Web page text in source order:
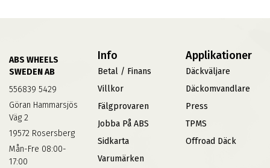
ABS WHEELS
SWEDEN AB
556839 5429
Göran Hammarsjös
Väg 2
19572 Rosersberg
Mån-Fre 08:00-
17:00
Info
Betal / Finans
Villkor
Fälgprovaren
Jobba På ABS
Sidkarta
Varumärken
Applikationer
Däckväljare
Däckomvandlare
Press
TPMS
Offroad Däck